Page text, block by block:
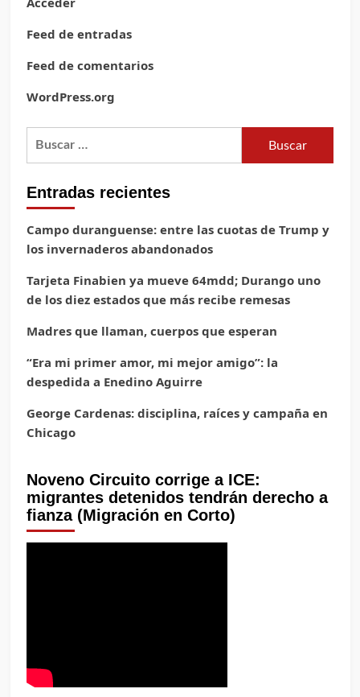
Feed de entradas
Feed de comentarios
WordPress.org
Buscar:
Entradas recientes
Campo duranguense: entre las cuotas de Trump y
los invernaderos abandonados
Tarjeta Finabien ya mueve 64mdd; Durango uno
de los diez estados que más recibe remesas
Madres que llaman, cuerpos que esperan
“Era mi primer amor, mi mejor amigo”: la
despedida a Enedino Aguirre
George Cardenas: disciplina, raíces y campaña en
Chicago
Noveno Circuito corrige a ICE:
migrantes detenidos tendrán derecho a
fianza (Migración en Corto)